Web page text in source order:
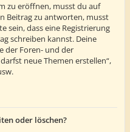
zu eröffnen, musst du auf
Beitrag zu antworten, musst
sein, dass eine Registrierung
schreiben kannst. Deine
der Foren- und der
neue Themen erstellen“,
oder löschen?